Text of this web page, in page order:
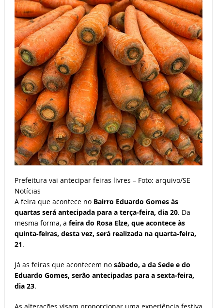
Prefeitura vai antecipar feiras livres – Foto: arquivo/SE
Notícias
A feira que acontece no Bairro Eduardo Gomes às
quartas será antecipada para a terça-feira, dia 20. Da
mesma forma, a feira do Rosa Elze, que acontece às
quinta-feiras, desta vez, será realizada na quarta-feira,
21.
Já as feiras que acontecem nosábado, a da Sede e do
Eduardo Gomes, serão antecipadas para a sexta-feira,
dia 23.
As alterações visam proporcionar uma experiência festiva